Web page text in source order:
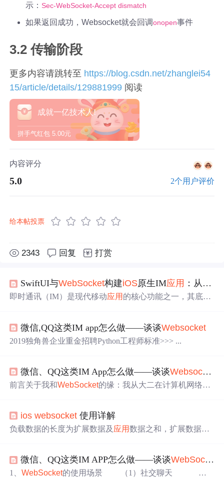
示： Sec-WebSocket-Accept dismatch
如果返回成功，Websocket就会回调onopen事件
3.2 传输阶段
更多内容请跳转至 https://blog.csdn.net/zhanglei54
15/article/details/129881999 阅读
成就一亿技术人!
拼手气红包 5.00元
内容评分
5.0 2个用户评价
给本帖投票
2343 回复 打赏
SwiftUI与WebSocket构建iOS原生IM应用 ：从原理
即时通讯（IM）是现代移动应用 的核心功能之一，其底层
M实时性的关键技术。在iOS开发中，结合声明式UI框架S
wiftUI和响应式编程框架Combine，可以高效构建出状态驱
和函数响应式编程（FRP）优雅地管理复杂的应用状态与
异步数据流。对于需要高度定制化或希望深入理解IM
微信,QQ这类IM app怎么做——谈谈Websocket
2019独角兽企业重金招聘Python工程师标准>>> ...
微信、QQ这类IM App怎么做——谈谈Websocket
前言关于我和WebSocket的缘：我从大二在计算机网络课
能的app...
ios websocket 使用详解
负载数据的长度为扩展数据及 应用数据之和，扩展数据的
殊约定，那么扩展数据的长度始终为0，任何的扩展都必须
指定扩展数据的长度，或者长度的计算方式，以及在握手
微信、QQ这类IM APP怎么做——谈谈WebSocket
1、WebSocket的使用场景 （1）社交聊天